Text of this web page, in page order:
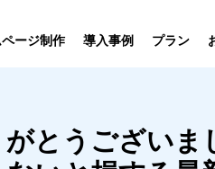
業務向け機能
ージ制作
ついて
導入事例
ユーザーインタビュー
プラン
一覧 お役
がとうござい